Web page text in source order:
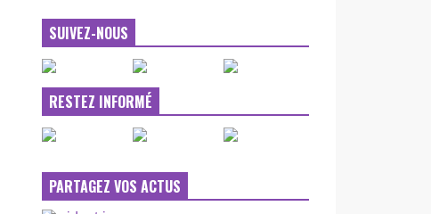
SUIVEZ-NOUS
RESTEZ INFORMÉ
PARTAGEZ VOS ACTUS